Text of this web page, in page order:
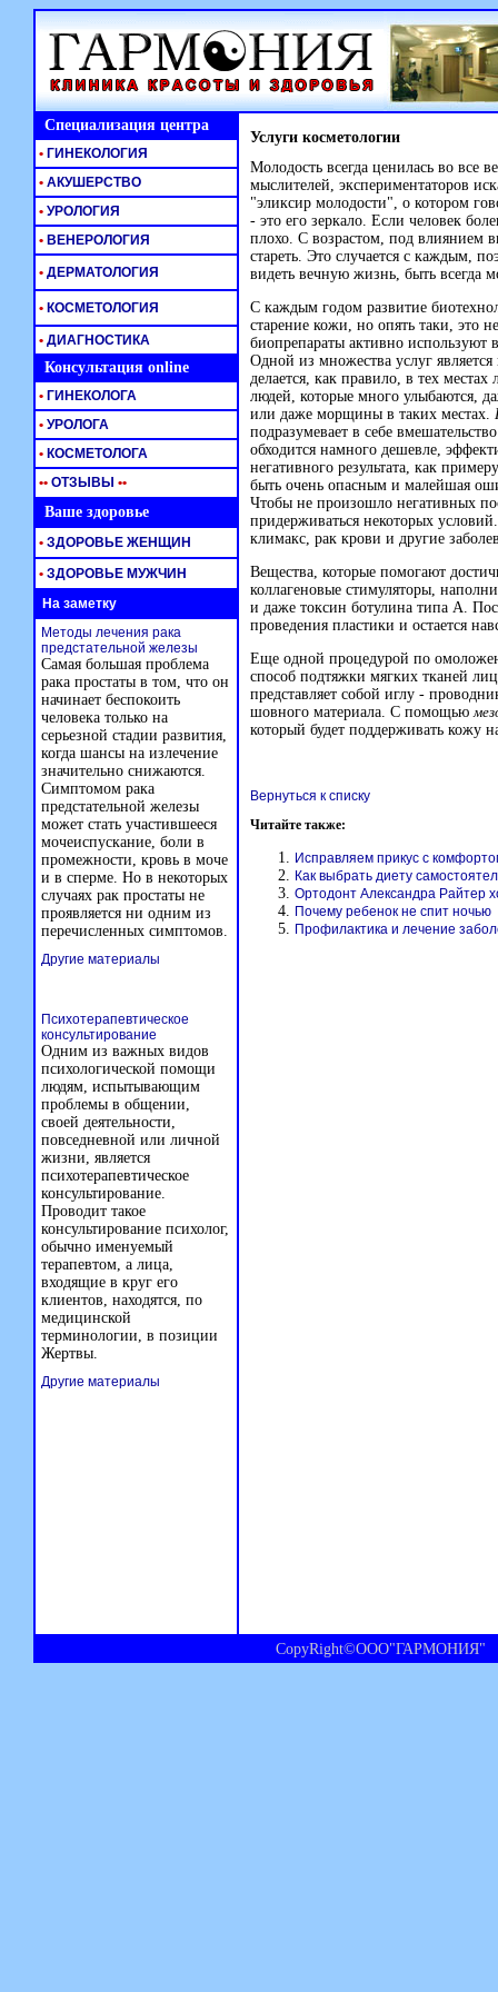
Специализация центра Услуги косметологии
Молодость всегда ценилась во все
мыслителей, экспериментаторов
"эликсир молодости", о котором
- это его зеркало. Если человек
плохо. С возрастом, под влиянием
стареть. Это случается с каждым,
видеть вечную жизнь, быть
С каждым годом развитие
старение кожи, но опять таки, это
биопрепараты активно используют
Одной из множества услуг
делается, как правило, в тех
людей, которые много улыбаются,
или даже морщины в таких местах.
подразумевает в себе
обходится намного дешевле,
негативного результата, как
быть очень опасным и малейшая
Чтобы не произошло негативных
придерживаться некоторых
климакс, рак крови и другие
Вещества, которые помогают
коллагеновые стимуляторы,
и даже токсин ботулина типа А.
проведения пластики и остается
Еще одной процедурой по
способ подтяжки мягких тканей
представляет собой иглу -
шовного материала. С помощью
который будет поддерживать кожу
Вернуться к списку
Читайте также:
Исправляем прикус с
Как выбрать диету
Ортодонт Александра Райтер
Почему ребенок не спит ночью
Профилактика и лечение
• ГИНЕКОЛОГИЯ
• АКУШЕРСТВО
• УРОЛОГИЯ
• ВЕНЕРОЛОГИЯ
• ДЕРМАТОЛОГИЯ
• КОСМЕТОЛОГИЯ
• ДИАГНОСТИКА
Консультация online
• ГИНЕКОЛОГА
• УРОЛОГА
• КОСМЕТОЛОГА
•• ОТЗЫВЫ ••
Ваше здоровье
• ЗДОРОВЬЕ ЖЕНЩИН
• ЗДОРОВЬЕ МУЖЧИН
На заметку
Методы лечения рака
предстательной железы
Самая большая проблема
рака простаты в том, что он
начинает беспокоить
человека только на
серьезной стадии развития,
когда шансы на излечение
значительно снижаются.
Симптомом рака
предстательной железы
может стать участившееся
мочеиспускание, боли в
промежности, кровь в моче
и в сперме. Но в некоторых
случаях рак простаты не
проявляется ни одним из
перечисленных симптомов.
Другие материалы
Психотерапевтическое
консультирование
Одним из важных видов
психологической помощи
людям, испытывающим
проблемы в общении,
своей деятельности,
повседневной или личной
жизни, является
психотерапевтическое
консультирование.
Проводит такое
консультирование психолог,
обычно именуемый
терапевтом, а лица,
входящие в круг его
клиентов, находятся, по
медицинской
терминологии, в позиции
Жертвы.
Другие материалы